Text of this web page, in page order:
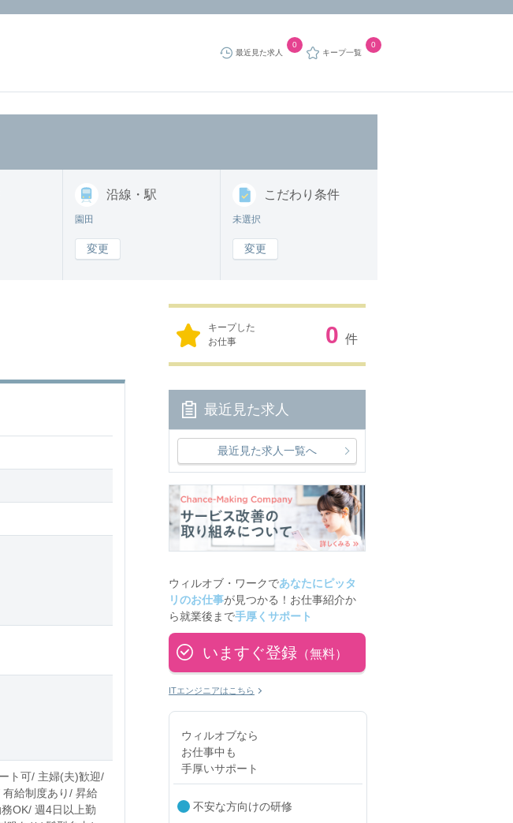
最近見た求人
0
キープ一覧
0
沿線・駅
園田
変更
こだわり 条件
未選択
変更
ト可/ 主婦(夫)歓迎/
給制度あり/ 昇給
OK/ 週4日以上勤
キープした
お仕事
0 件
最近見た求人
最近見た求人一覧へ
ウィルオブ・ワークであなたにピッタ
リのお仕事が見つかる！お仕事紹介か
ら就業後まで手厚くサポート
いますぐ登録 （無料）
ITエンジニアはこちら
ウィルオブなら
お仕事中も
手厚いサポート
不安な方向けの研修